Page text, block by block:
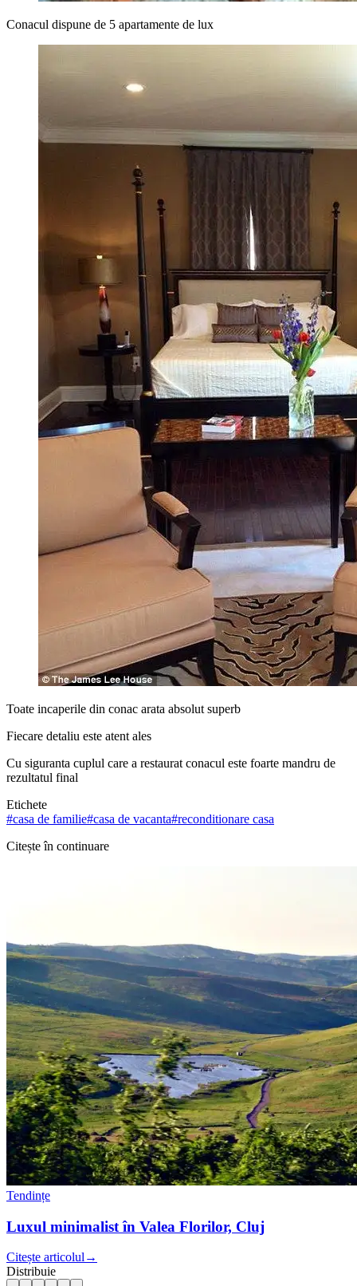
Conacul dispune de 5 apartamente de lux
Toate incaperile din conac arata absolut superb
Fiecare detaliu este atent ales
Cu siguranta cuplul care a restaurat conacul este foarte mandru de
rezultatul final
Etichete
#casa de familie#casa de vacanta#reconditionare casa
Citește în continuare
Tendințe
Luxul minimalist în Valea Florilor, Cluj
Citește articolul →
Distribuie